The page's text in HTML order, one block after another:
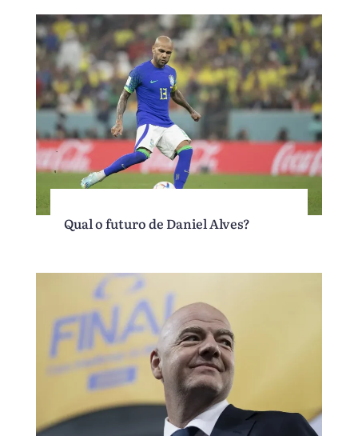
Qual o futuro de Daniel Alves?